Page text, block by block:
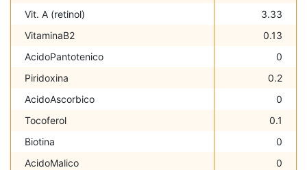
Vit. A (retinol)
3.33
VitaminaB2
0.13
AcidoPantotenico
0
Piridoxina
0.2
AcidoAscorbico
0
Tocoferol
0.1
Biotina
0
AcidoMalico
0